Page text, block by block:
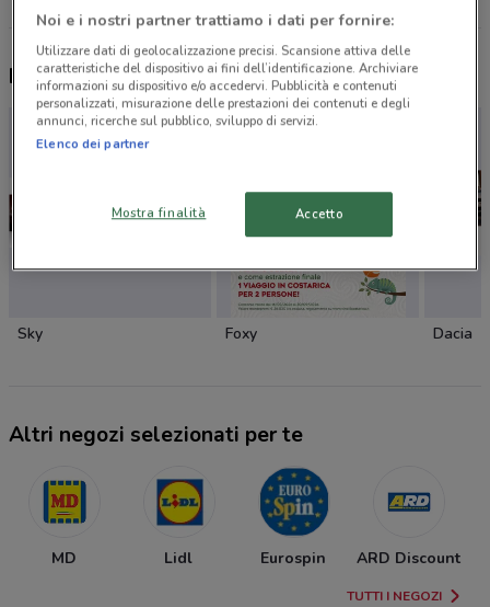
Nuovi prodotti da provare
Sky Foxy Dacia
Altri negozi selezionati per te
MD Lidl Eurospin ARD Discount
TUTTI I NEGOZI
Noi e i nostri partner trattiamo i dati per fornire:
Utilizzare dati di geolocalizzazione precisi. Scansione attiva delle
caratteristiche del dispositivo ai fini dell’identificazione. Archiviare
informazioni su dispositivo e/o accedervi. Pubblicità e contenuti
personalizzati, misurazione delle prestazioni dei contenuti e degli
annunci, ricerche sul pubblico, sviluppo di servizi.
Elenco dei partner
Mostra finalità Accetto